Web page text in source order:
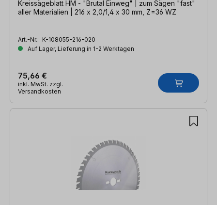
Kreissägeblatt HM - "Brutal Einweg" | zum Sägen "fast"
aller Materialien | 216 x 2,0/1,4 x 30 mm, Z=36 WZ
Art.-Nr.: K-108055-216-020
Auf Lager, Lieferung in 1-2 Werktagen
75,66 €
inkl. MwSt. zzgl.
Versandkosten